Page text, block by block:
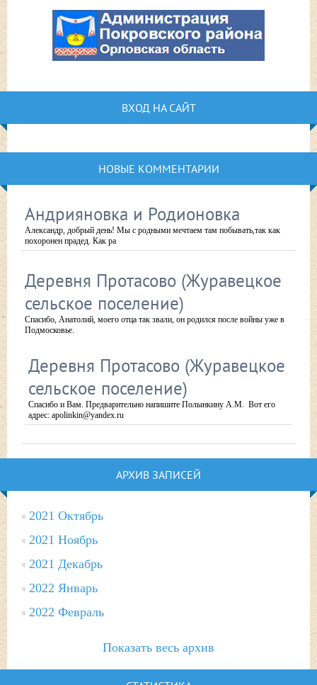
ВХОД НА САЙТ
НОВЫЕ КОММЕНТАРИИ
Андрияновка и Родионовка
Александр, добрый день! Мы с родными мечтаем там побывать,так как
похоронен прадед. Как ра
Деревня Протасово (Журавецкое
сельское поселение)
Спасибо, Анатолий, моего отца так звали, он родился после войны уже в
Подмосковье.
Деревня Протасово (Журавецкое
сельское поселение)
Спасибо и Вам. Предварительно напишите Полынкину А.М. Вот его
адрес: apolinkin@yandex.ru
АРХИВ ЗАПИСЕЙ
2021 Октябрь
2021 Ноябрь
2021 Декабрь
2022 Январь
2022 Февраль
Показать весь архив